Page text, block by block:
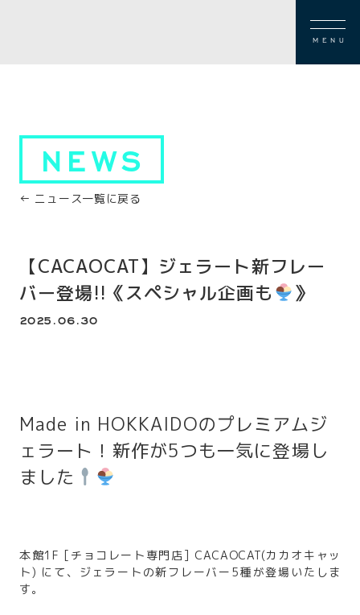
MENU
NEWS
← ニュース一覧に戻る
【CACAOCAT】ジェラート新フレー
バー登場!!《スペシャル企画も
》
2025.06.30
Made in HOKKAIDOのプレミアムジ
ェラート！新作が5つも一気に登場し
ました
本館1F [チョコレート専門店] CACAOCAT(カカオキャッ
ト) にて、ジェラートの新フレーバー5種が登場いたしま
す。